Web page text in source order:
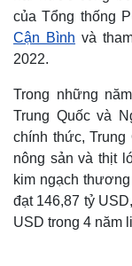
của Tổng thống
Cận Bình và
2022.
Trong những
Trung Quốc và
chính thức,
nông sản và thịt
kim ngạch
đạt 146,87 tỷ
USD trong 4 năm